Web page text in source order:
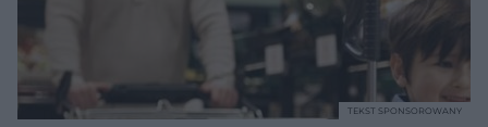
TEKST SPONSOROWANY